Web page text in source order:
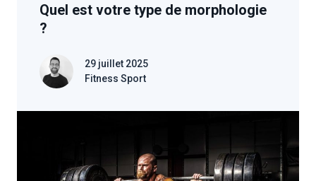
Quel est votre type de morphologie
?
29 juillet 2025
Fitness Sport